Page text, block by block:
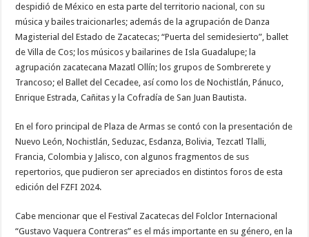
despidió de México en esta parte del territorio nacional, con su
música y bailes traicionarles; además de la agrupación de Danza
Magisterial del Estado de Zacatecas; “Puerta del semidesierto”, ballet
de Villa de Cos; los músicos y bailarines de Isla Guadalupe; la
agrupación zacatecana Mazatl Ollín; los grupos de Sombrerete y
Trancoso; el Ballet del Cecadee, así como los de Nochistlán, Pánuco,
Enrique Estrada, Cañitas y la Cofradía de San Juan Bautista.
En el foro principal de Plaza de Armas se contó con la presentación de
Nuevo León, Nochistlán, Seduzac, Esdanza, Bolivia, Tezcatl Tlalli,
Francia, Colombia y Jalisco, con algunos fragmentos de sus
repertorios, que pudieron ser apreciados en distintos foros de esta
edición del FZFI 2024.
Cabe mencionar que el Festival Zacatecas del Folclor Internacional
“Gustavo Vaquera Contreras” es el más importante en su género, en la